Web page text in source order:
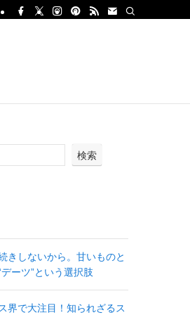
検索
きしないから。甘いものと
デーツ”という選択肢
界で大注目！知られざるス